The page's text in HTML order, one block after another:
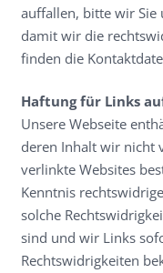
auffallen, bitte wir Sie
damit wir die
finden die
Haftung für Links
Unsere Webseite
deren Inhalt wir nicht
verlinkte Websites
Kenntnis
solche
sind und wir Links
Rechtswidrigkeiten